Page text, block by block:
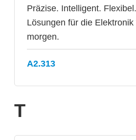
Präzise. Intelligent.
Lösungen für die Elektronik
morgen.
A2.313
T